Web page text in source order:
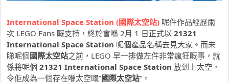
International Space Station (國際太空站) 呢件作品經歷兩
次 LEGO Fans 嘅支持，終於會喺 2月 1 日正式以 21321
International Space Station 呢個產品名稱去見大家。而未
睇呢個國際太空站之前，LEGO 早一排做左件非常瘋狂嘅事，就
係將呢個 21321 International Space Station 放到上太空，
令佢成為一個存在喺太空嘅”國際太空站“。